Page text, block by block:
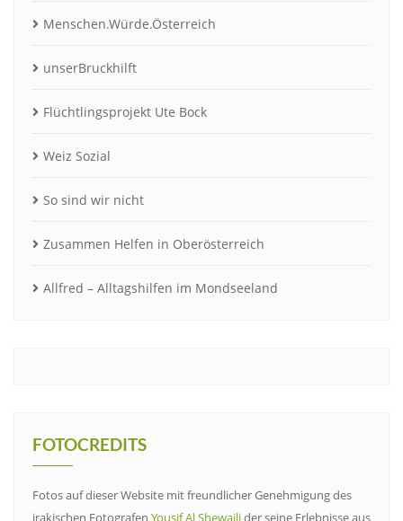
Menschen.Würde.Österreich
unserBruckhilft
Flüchtlingsprojekt Ute Bock
Weiz Sozial
So sind wir nicht
Zusammen Helfen in Oberösterreich
Allfred – Alltagshilfen im Mondseeland
FOTOCREDITS
Fotos auf dieser Website mit freundlicher Genehmigung des
irakischen Fotografen Yousif Al Shewailider seine Erlebnisse aus